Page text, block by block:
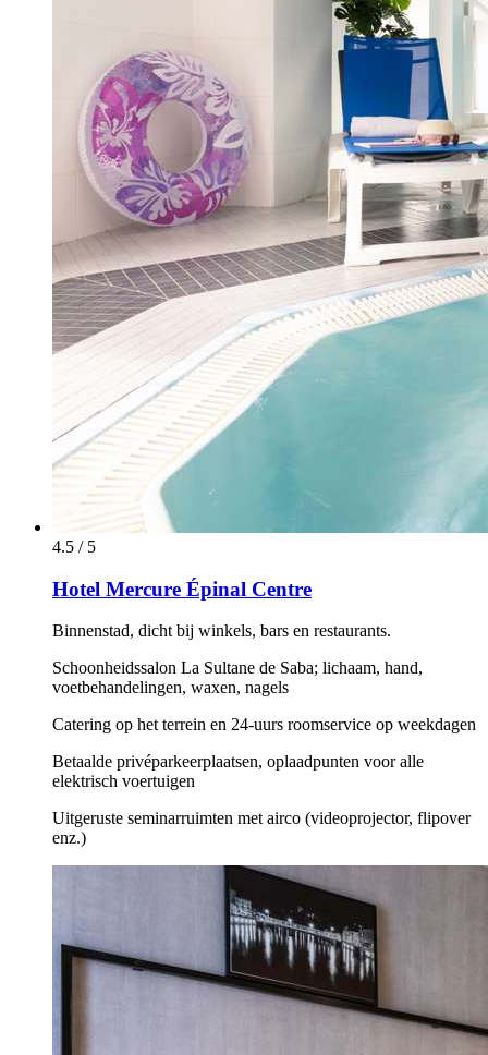
4.5 / 5
Hotel Mercure Épinal Centre
Binnenstad, dicht bij winkels, bars en restaurants.
Schoonheidssalon La Sultane de Saba; lichaam, hand,
voetbehandelingen, waxen, nagels
Catering op het terrein en 24-uurs roomservice op weekdagen
Betaalde privéparkeerplaatsen, oplaadpunten voor alle
elektrisch voertuigen
Uitgeruste seminarruimten met airco (videoprojector, flipover
enz.)